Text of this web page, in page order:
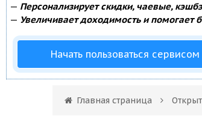
— Персонализирует скидки, чаевые,
— Увеличивает доходимость и помогает
Начать пользоваться сервисом
Главная страница